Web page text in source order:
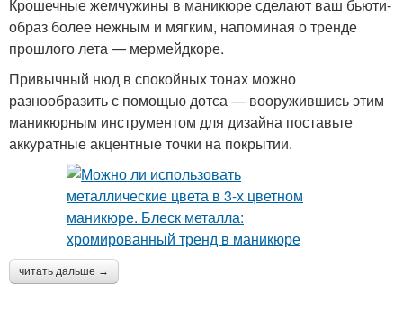
Крошечные жемчужины в маникюре сделают ваш бьюти-
образ более нежным и мягким, напоминая о тренде
прошлого лета — мермейдкоре.
Привычный нюд в спокойных тонах можно
разнообразить с помощью дотса — вооружившись этим
маникюрным инструментом для дизайна поставьте
аккуратные акцентные точки на покрытии.
читать дальше →